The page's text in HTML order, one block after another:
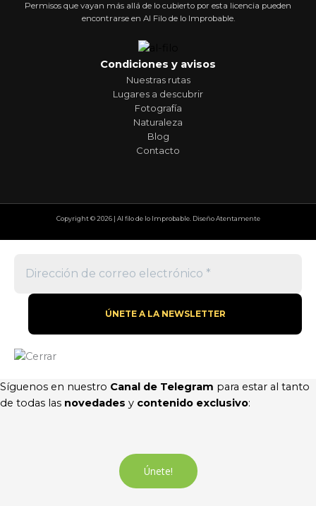
Permisos que vayan más allá de lo cubierto por esta licencia pueden
encontrarse en Al Filo de lo Improbable.
Condiciones y avisos
Nuestras rutas
Lugares a descubrir
Fotografía
Naturaleza
Blog
Contacto
Copyright © 2026 | Al filo de lo Improbable. Diseño Atentamente
Síguenos en nuestro Canal de Telegram para estar al tanto
de todas las novedades y contenido exclusivo:
Únete!